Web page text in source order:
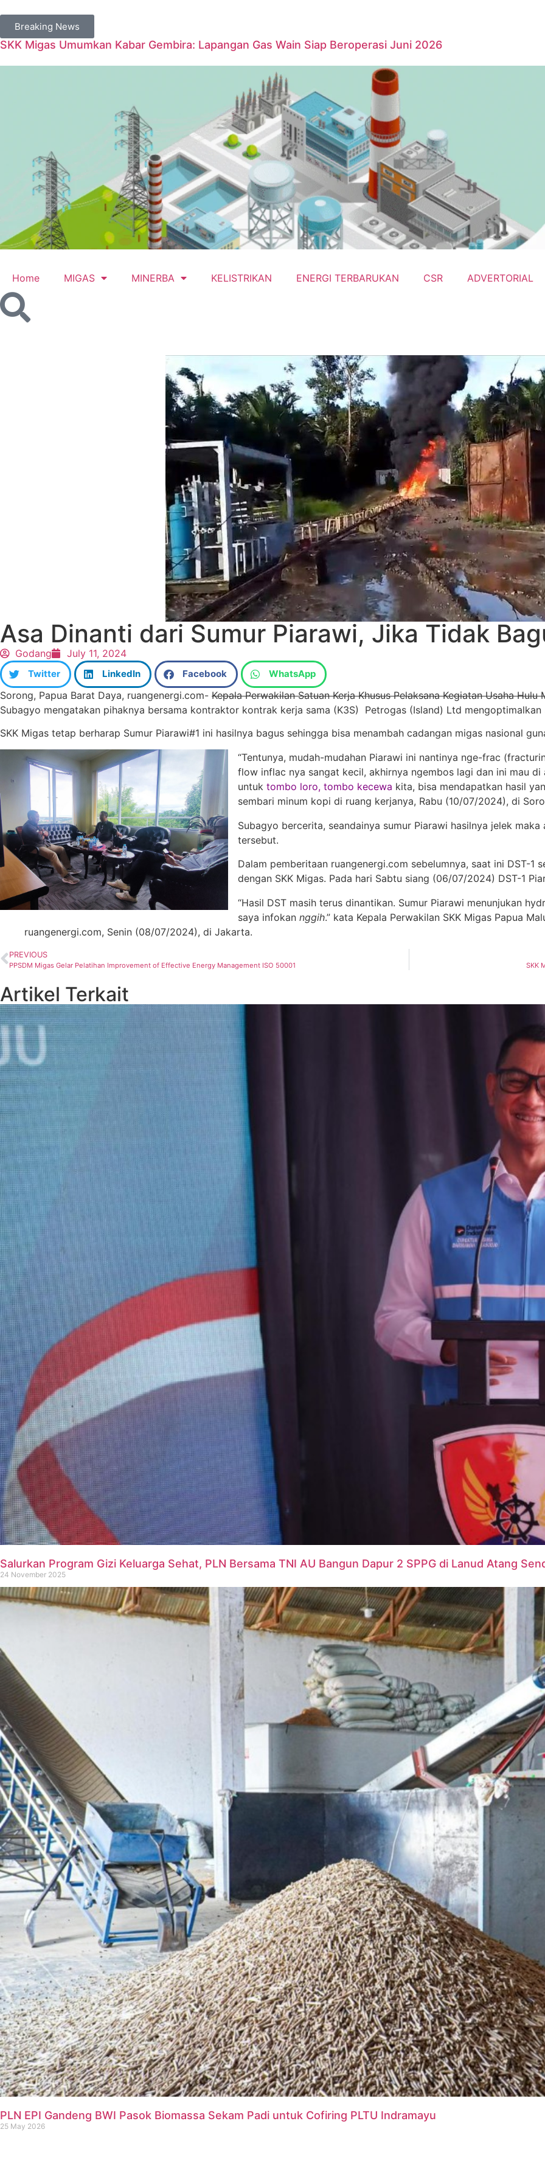
Breaking News
SKK Migas Umumkan Kabar Gembira: Lapangan Gas Wain Siap Beroperasi Juni 2026
Home MIGAS MINERBA KELISTRIKAN ENERGI TERBARUKAN CSR ADVERTORIAL
Asa Dinanti dari Sumur Piarawi, Jika Tidak
Godang July 11, 2024
Twitter LinkedIn Facebook WhatsApp
Sorong, Papua Barat Daya, ruangenergi.com- Kepala Perwakilan Satuan Kerja Khusus Pelaksana Kegiatan Usaha Hulu
Subagyo mengatakan pihaknya bersama kontraktor kontrak kerja sama (K3S) Petrogas (Island) Ltd
SKK Migas tetap berharap Sumur Piarawi#1 ini hasilnya bagus sehingga bisa menambah cadangan migas nasional
“Tentunya, mudah-mudahan Piarawi ini nantinya nge-frac
flow inflac nya sangat kecil, akhirnya ngembos lagi dan ini mau
untuk tombo loro, tombo kecewa kita, bisa mendapatkan hasil
sembari minum kopi di ruang kerjanya, Rabu (10/07/2024), di
Subagyo bercerita, seandainya sumur Piarawi hasilnya jelek
tersebut.
Dalam pemberitaan ruangenergi.com sebelumnya, saat ini DST-
dengan SKK Migas. Pada hari Sabtu siang (06/07/2024) DST-1
“Hasil DST masih terus dinantikan. Sumur Piarawi menunjukan
saya infokan nggih.” kata Kepala Perwakilan SKK Migas Papua
ruangenergi.com, Senin (08/07/2024), di Jakarta.
PREVIOUS
PPSDM Migas Gelar Pelatihan Improvement of Effective Energy Management ISO 50001 SKK
Artikel Terkait
Salurkan Program Gizi Keluarga Sehat, PLN Bersama TNI AU Bangun Dapur 2 SPPG di Lanud Atang
24 November 2025
PLN EPI Gandeng BWI Pasok Biomassa Sekam Padi untuk Cofiring PLTU Indramayu
25 May 2026